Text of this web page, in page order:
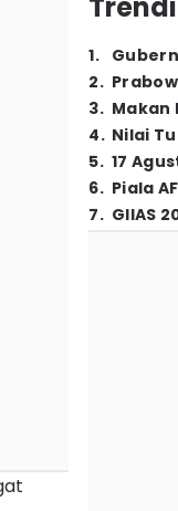
1.
2.
3. Makan
4. Nilai
5. 17
6. Piala
7. GIIAS